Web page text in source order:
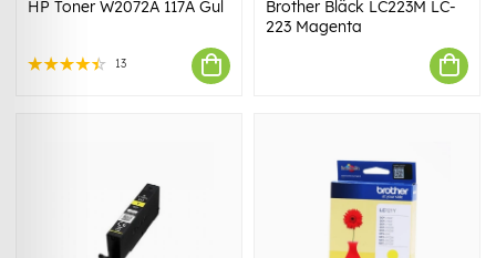
HP Toner W2072A 117A Gul
13
Brother Bläck LC223M LC-
223 Magenta